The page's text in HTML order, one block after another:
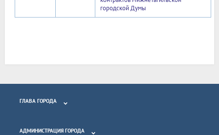
городской Думы
ГЛАВА ГОРОДА
АДМИНИСТРАЦИЯ ГОРОДА